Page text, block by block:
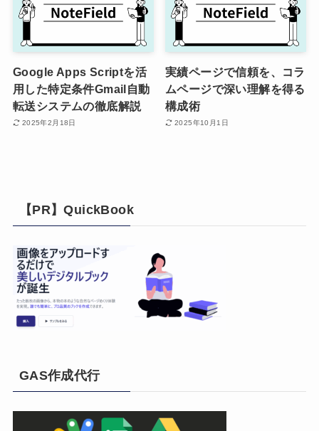
Google Apps Scriptを活
用した特定条件Gmail自動
転送システムの徹底解説
2025年2月18日
実績ページで信頼を、コラ
ムページで深い理解を得る
構成術
2025年10月1日
【PR】QuickBook
GAS作成代行